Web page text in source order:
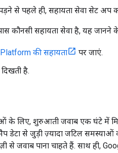
से पहले ही, सहायता सेवा सेट अप
कौनसी सहायता सेवा है, यह जानने
की सहायता
पर जाएं.
है.
के लिए, शुरुआती जवाब एक घंटे में
डेटा से जुड़ी ज़्यादा जटिल समस्याओं
से जवाब पाना चाहते हैं. साथ ही,